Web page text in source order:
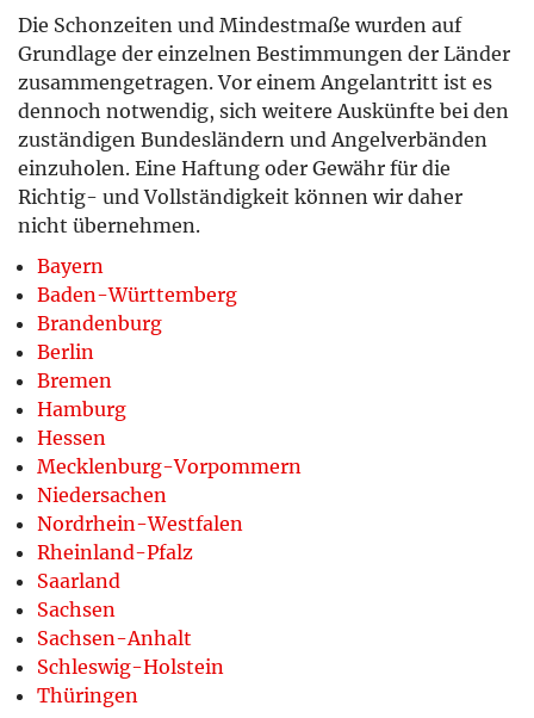
Die Schonzeiten und Mindestmaße wurden auf
Grundlage der einzelnen Bestimmungen der Länder
zusammengetragen. Vor einem Angelantritt ist es
dennoch notwendig, sich weitere Auskünfte bei den
zuständigen Bundesländern und Angelverbänden
einzuholen. Eine Haftung oder Gewähr für die
Richtig- und Vollständigkeit können wir daher
nicht übernehmen.
Bayern
Baden-Württemberg
Brandenburg
Berlin
Bremen
Hamburg
Hessen
Mecklenburg-Vorpommern
Niedersachen
Nordrhein-Westfalen
Rheinland-Pfalz
Saarland
Sachsen
Sachsen-Anhalt
Schleswig-Holstein
Thüringen